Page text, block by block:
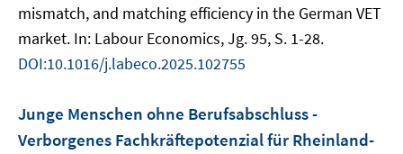
mismatch, and matching efficiency in the German VET
market. In: Labour Economics, Jg. 95, S. 1-28.
DOI:10.1016/j.labeco.2025.102755
Junge Menschen ohne Berufsabschluss -
Verborgenes Fachkräftepotenzial für Rheinland-